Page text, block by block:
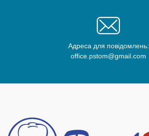
Адреса для повідомлень:
office.pstom@gmail.com